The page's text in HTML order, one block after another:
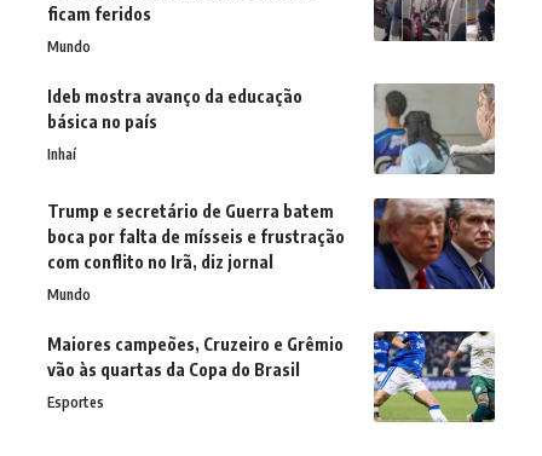
ficam feridos
Mundo
Ideb mostra avanço da educação
básica no país
Inhaí
Trump e secretário de Guerra batem
boca por falta de mísseis e frustração
com conflito no Irã, diz jornal
Mundo
Maiores campeões, Cruzeiro e Grêmio
vão às quartas da Copa do Brasil
Esportes